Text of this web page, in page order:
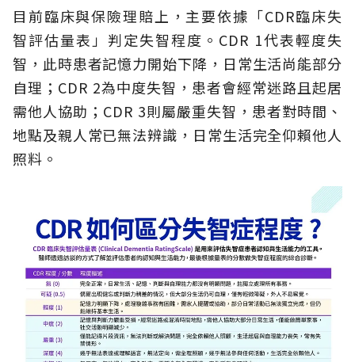
目前臨床與保險理賠上，主要依據「CDR臨床失
智評估量表」判定失智程度。CDR 1代表輕度失
智，此時患者記憶力開始下降，日常生活尚能部分
自理；CDR 2為中度失智，患者會經常迷路且起居
需他人協助；CDR 3則屬嚴重失智，患者對時間、
地點及親人常已無法辨識，日常生活完全仰賴他人
照料。